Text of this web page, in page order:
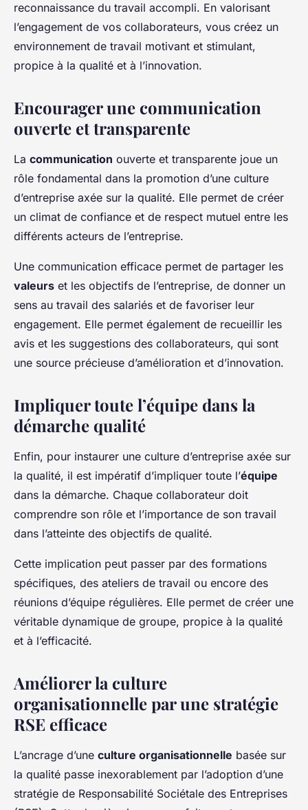
reconnaissance du travail accompli. En valorisant
l’engagement de vos collaborateurs, vous créez un
environnement de travail motivant et stimulant,
propice à la qualité et à l’innovation.
Encourager une communication
ouverte et transparente
La communication ouverte et transparente joue un
rôle fondamental dans la promotion d’une culture
d’entreprise axée sur la qualité. Elle permet de créer
un climat de confiance et de respect mutuel entre les
différents acteurs de l’entreprise.
Une communication efficace permet de partager les
valeurs et les objectifs de l’entreprise, de donner un
sens au travail des salariés et de favoriser leur
engagement. Elle permet également de recueillir les
avis et les suggestions des collaborateurs, qui sont
une source précieuse d’amélioration et d’innovation.
Impliquer toute l’équipe dans la
démarche qualité
Enfin, pour instaurer une culture d’entreprise axée sur
la qualité, il est impératif d’impliquer toute l’équipe
dans la démarche. Chaque collaborateur doit
comprendre son rôle et l’importance de son travail
dans l’atteinte des objectifs de qualité.
Cette implication peut passer par des formations
spécifiques, des ateliers de travail ou encore des
réunions d’équipe régulières. Elle permet de créer une
véritable dynamique de groupe, propice à la qualité
et à l’efficacité.
Améliorer la culture
organisationnelle par une stratégie
RSE efficace
L’ancrage d’une culture organisationnelle basée sur
la qualité passe inexorablement par l’adoption d’une
stratégie de Responsabilité Sociétale des Entreprises